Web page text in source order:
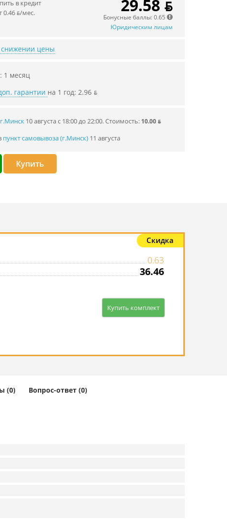
в кредит
0.46 ƃ/мec.
29.58 ƃ
Бонусные баллы: 0.65
Юридическим лицам
снижении цены
1 месяц
гарантии на 1 год: 2.96 ƃ
г.Минск10 августа с 18:00 до 22:00.Стоимость: 10.00 ƃ
пункт самовывоза (г.Минск)11 августа
Купить
Скидка
0.63
36.46
Купить комплект
(0) Вопрос-ответ (0)